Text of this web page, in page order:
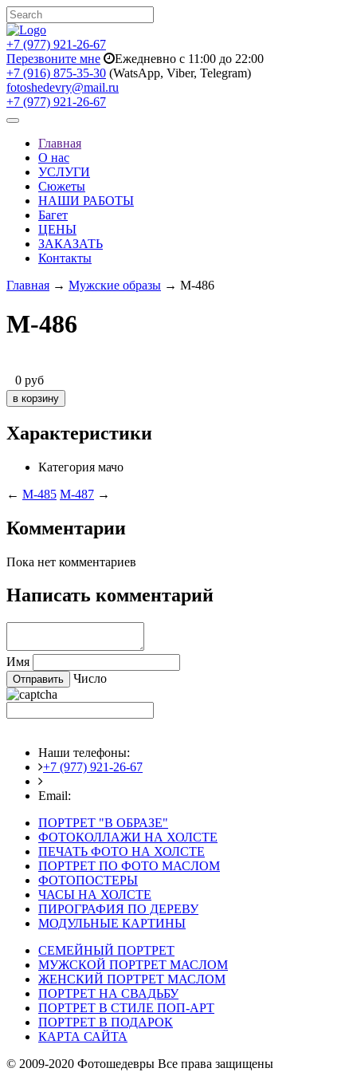
+7 (977) 921-26-67
Перезвоните мне
Ежедневно с 11:00 до 22:00
+7 (916) 875-35-30 (WatsApp, Viber, Telegram)
fotoshedevry@mail.ru
+7 (977) 921-26-67
Toggle
navigationГлавная
О нас
УСЛУГИ
Сюжеты
НАШИ РАБОТЫ
Багет
ЦЕНЫ
ЗАКАЗАТЬ
Контакты
Главная → Мужские образы → M-486
M-486
0 руб
Характеристики
Категория мачо
← M-485 M-487 →
Комментарии
Пока нет комментариев
Написать комментарий
Имя
Число
Наши телефоны:
+7 (977) 921-26-67
Email:
ПОРТРЕТ "В ОБРАЗЕ"
ФОТОКОЛЛАЖИ НА ХОЛСТЕ
ПЕЧАТЬ ФОТО НА ХОЛСТЕ
ПОРТРЕТ ПО ФОТО МАСЛОМ
ФОТОПОСТЕРЫ
ЧАСЫ НА ХОЛСТЕ
ПИРОГРАФИЯ ПО ДЕРЕВУ
МОДУЛЬНЫЕ КАРТИНЫ
СЕМЕЙНЫЙ ПОРТРЕТ
МУЖСКОЙ ПОРТРЕТ МАСЛОМ
ЖЕНСКИЙ ПОРТРЕТ МАСЛОМ
ПОРТРЕТ НА СВАДЬБУ
ПОРТРЕТ В СТИЛЕ ПОП-АРТ
ПОРТРЕТ В ПОДАРОК
КАРТА САЙТА
© 2009-2020 Фотошедевры Все права защищены